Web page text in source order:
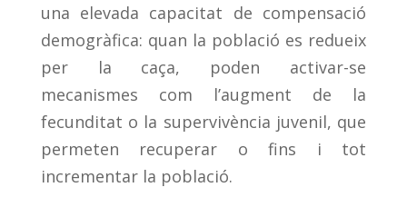
una elevada capacitat de compensació
demogràfica: quan la població es redueix
per la caça, poden activar-se
mecanismes com l’augment de la
fecunditat o la supervivència juvenil, que
permeten recuperar o fins i tot
incrementar la població.